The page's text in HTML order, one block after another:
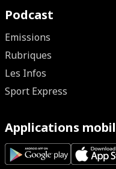
Podcast
Emissions
Rubriques
Les Infos
Sport Express
Applications